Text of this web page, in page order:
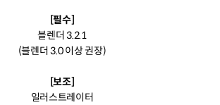
[필수]
블렌더 3.2.1
(블렌더 3.0 이상 권장)
[보조]
일러스트레이터